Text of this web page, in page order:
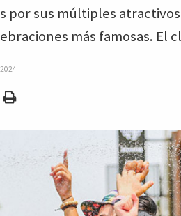
por sus múltiples
más famosas. El